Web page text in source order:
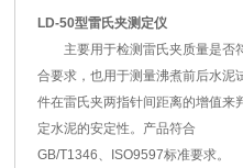
LD-50型雷氏夹测定仪
主要用于检测雷氏夹质量是否
合要求，也用于测量沸煮前后水泥
件在雷氏夹两指针间距离的增值来
定水泥的安定性。产品符合
GB/T1346、ISO9597标准要求。